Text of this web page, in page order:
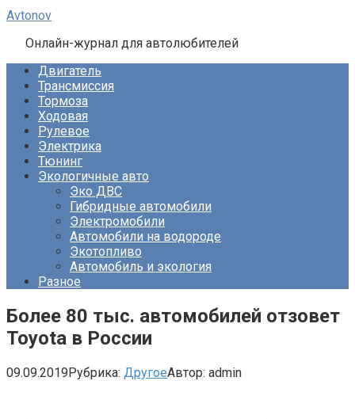
Avtonov
Онлайн-журнал для автолюбителей
Двигатель
Трансмиссия
Тормоза
Ходовая
Рулевое
Электрика
Тюнинг
Экологичные авто
Эко ДВС
Гибридные автомобили
Электромобили
Автомобили на водороде
Экотопливо
Автомобиль и экология
Разное
Более 80 тыс. автомобилей отзовет
Toyota в России
09.09.2019Рубрика: ДругоеАвтор: admin